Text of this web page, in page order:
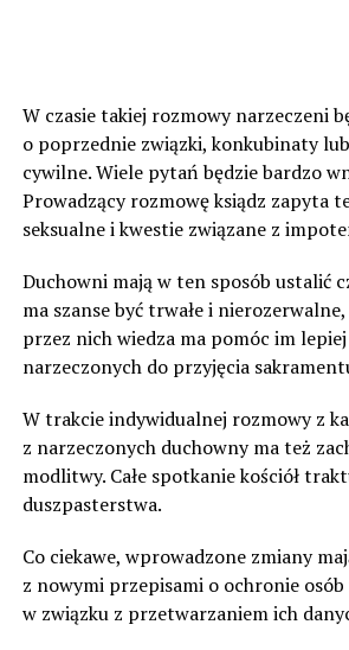
W czasie takiej rozmowy narzeczeni
o poprzednie związki, konkubinaty
cywilne. Wiele pytań będzie bardzo
Prowadzący rozmowę ksiądz zapyta
seksualne i kwestie związane z
Duchowni mają w ten sposób ustalić
ma szanse być trwałe i
przez nich wiedza ma pomóc im
narzeczonych do przyjęcia
W trakcie indywidualnej rozmowy z
z narzeczonych duchowny ma też
modlitwy. Całe spotkanie kościół
duszpasterstwa.
Co ciekawe, wprowadzone zmiany
z nowymi przepisami o ochronie
w związku z przetwarzaniem ich